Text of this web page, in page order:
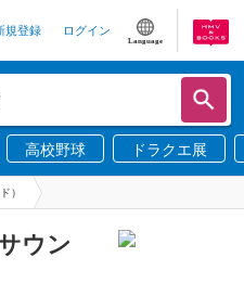
規登録 ログイン
Language
高校野球 ドラクエ展
）
ウン